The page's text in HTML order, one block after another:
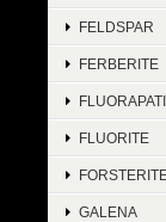
FELDSPAR
FERBERITE
FLUORITE
GALENA